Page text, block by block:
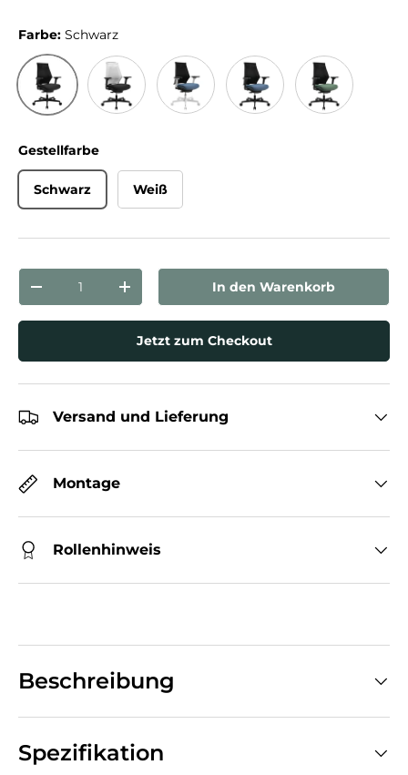
Farbe: Schwarz
Schwarz
Gestellfarbe
Schwarz Weiß
Anzahl
Menge verringernMenge erhöhenIn den Warenkorb
Jetzt zum Checkout
Versand und Lieferung
Montage
Rollenhinweis
Beschreibung
Spezifikation